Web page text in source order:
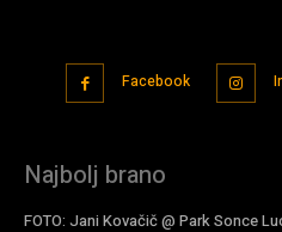
Facebook
Najbolj brano
FOTO: Jani Kovačič @ Park Sonce